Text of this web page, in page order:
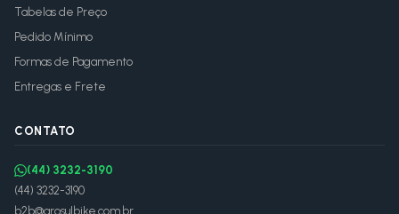
Tabelas de Preço
Pedido Mínimo
Formas de Pagamento
Entregas e Frete
CONTATO
(44) 3232-3190
(44) 3232-3190
b2b@arosulbike.com.br